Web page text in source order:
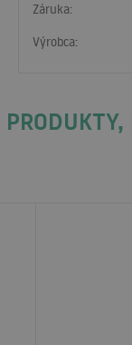
Záruka:
Výrobca: